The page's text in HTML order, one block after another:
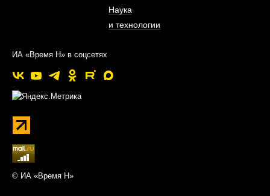
Наука
и технологии
ИА «Время Н» в соцсетях
© ИА «Время Н»